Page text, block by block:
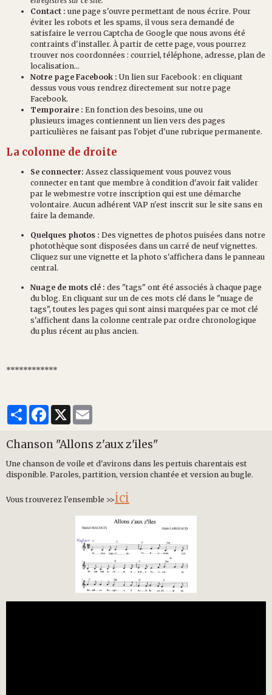
Contact : une page s'ouvre permettant de nous écrire. Pour
éviter les robots et les spams, il vous sera demandé de
satisfaire le verrou Captcha de Google que nous avons été
contraints d'installer. À partir de cette page, vous pourrez
trouver nos coordonnées : courriel, téléphone, adresse, plan de
localisation...
Notre page Facebook : Un lien sur Facebook : en cliquant
dessus vous vous rendrez directement sur notre page
Facebook.
Temporaire : En fonction des besoins, une ou
plusieurs images contiennent un lien vers des pages
particulières ne faisant pas l'objet d'une rubrique permanente.
La colonne de droite
Se connecter: Assez classiquement vous pouvez vous
connecter en tant que membre à condition d'avoir fait valider
par le webmestre votre inscription qui est une démarche
volontaire. Aucun adhérent VAP n'est inscrit sur le site sans en
faire la demande.
Quelques photos : Des vignettes de photos puisées dans notre
photothèque sont disposées dans un carré de neuf vignettes.
Cliquez sur une vignette et la photo s'affichera dans le panneau
central.
Nuage de mots clé : des "tags" ont été associés à chaque page
du blog. En cliquant sur un de ces mots clé dans le "nuage de
tags", toutes les pages qui sont ainsi marquées par ce mot clé
s'affichent dans la colonne centrale par ordre chronologique
du plus récent au plus ancien.
************
PartagerFacebook
X
Chanson "Allons z'aux z'iles"
Une chanson de voile et d'avirons dans les pertuis charentais est
disponible. Paroles, partition, version chantée et version au bugle.
Vous trouverez l'ensemble >>ici